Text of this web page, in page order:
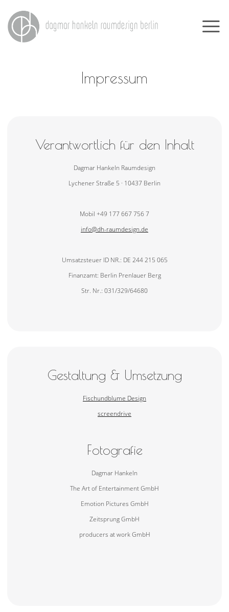
Impressum
Verantwortlich für den Inhalt
Dagmar Hankeln Raumdesign
Lychener Straße 5 · 10437 Berlin
Mobil +49 177 667 756 7
info@dh-raumdesign.de
Umsatzsteuer ID NR.: DE 244 215 065
Finanzamt: Berlin Prenlauer Berg
Str. Nr.: 031/329/64680
Gestaltung & Umsetzung
Fischundblume Design
screendrive
Fotografie
Dagmar Hankeln
The Art of Entertainment GmbH
Emotion Pictures GmbH
Zeitsprung GmbH
producers at work GmbH